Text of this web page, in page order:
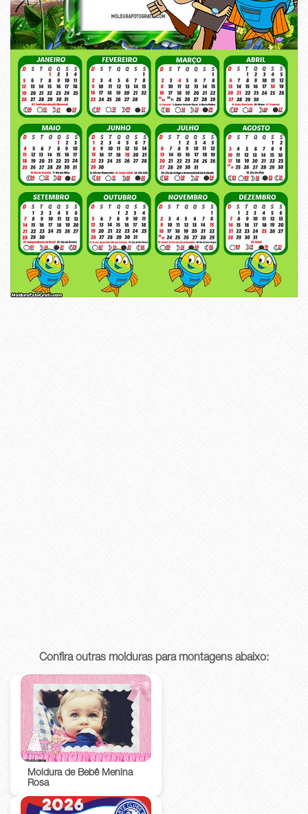
Confira outras molduras para montagens abaixo:
Moldura de Bebê Menina
Rosa